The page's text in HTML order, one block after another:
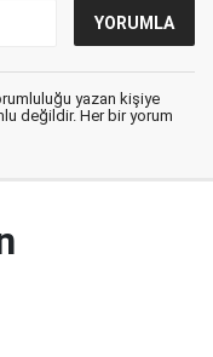
yazan kişiye
değildir. Her bir yorum